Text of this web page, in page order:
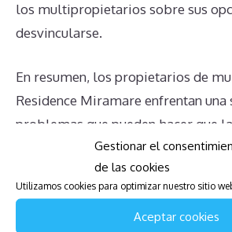
Gestionar el
de las cookies
Utilizamos cookies para optimizar nuestro sitio
Aceptar cookies
los multipropietarios sobre sus
desvincularse.
En resumen, los propietarios de
Residence Miramare enfrentan una
problemas que pueden hacer que
inicialmente prometedora, se
continuo. Desde la obligación de
mantenimiento hasta la falta de un
ventas y la complejidad legal en la